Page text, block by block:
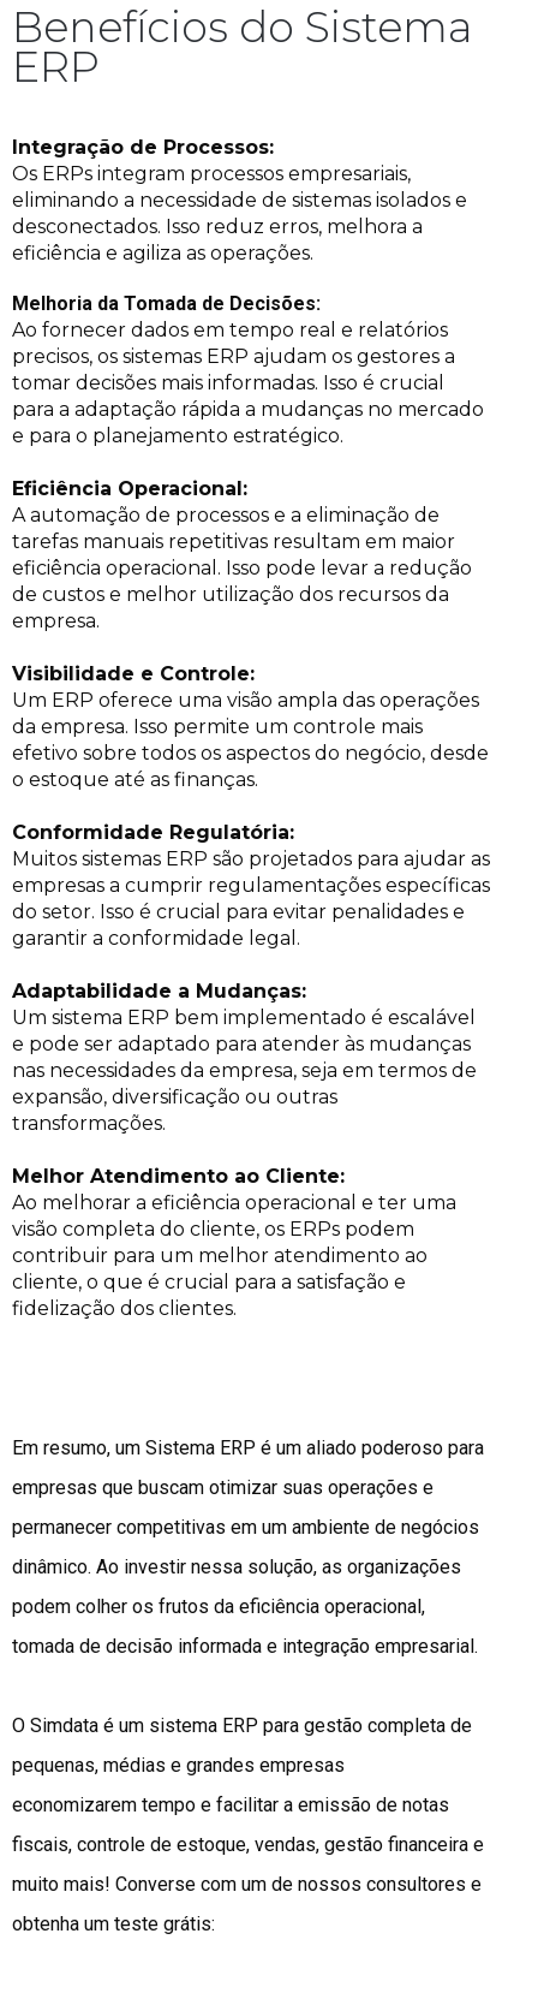
Benefícios do Sistema
ERP
Integração de Processos:
Os ERPs integram processos empresariais,
eliminando a necessidade de sistemas isolados e
desconectados. Isso reduz erros, melhora a
eficiência e agiliza as operações.
Melhoria da Tomada de Decisões:
Ao fornecer dados em tempo real e relatórios
precisos, os sistemas ERP ajudam os gestores a
tomar decisões mais informadas. Isso é crucial
para a adaptação rápida a mudanças no mercado
e para o planejamento estratégico.
Eficiência Operacional:
A automação de processos e a eliminação de
tarefas manuais repetitivas resultam em maior
eficiência operacional. Isso pode levar a redução
de custos e melhor utilização dos recursos da
empresa.
Visibilidade e Controle:
Um ERP oferece uma visão ampla das operações
da empresa. Isso permite um controle mais
efetivo sobre todos os aspectos do negócio, desde
o estoque até as finanças.
Conformidade Regulatória:
Muitos sistemas ERP são projetados para ajudar as
empresas a cumprir regulamentações específicas
do setor. Isso é crucial para evitar penalidades e
garantir a conformidade legal.
Adaptabilidade a Mudanças:
Um sistema ERP bem implementado é escalável
e pode ser adaptado para atender às mudanças
nas necessidades da empresa, seja em termos de
expansão, diversificação ou outras
transformações.
Melhor Atendimento ao Cliente:
Ao melhorar a eficiência operacional e ter uma
visão completa do cliente, os ERPs podem
contribuir para um melhor atendimento ao
cliente, o que é crucial para a satisfação e
fidelização dos clientes.
Em resumo, um Sistema ERP é um aliado poderoso para
empresas que buscam otimizar suas operações e
permanecer competitivas em um ambiente de negócios
dinâmico. Ao investir nessa solução, as organizações
podem colher os frutos da eficiência operacional,
tomada de decisão informada e integração empresarial.
O Simdata é um sistema ERP para gestão completa de
pequenas, médias e grandes empresas
economizarem tempo e facilitar a emissão de notas
fiscais, controle de estoque, vendas, gestão financeira e
muito mais! Converse com um de nossos consultores e
obtenha um teste grátis: